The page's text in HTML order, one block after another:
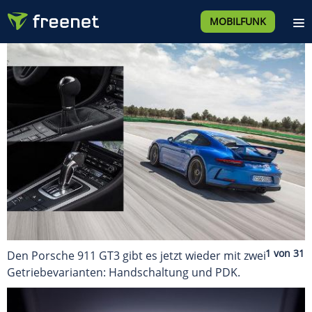
MOBILFUNK
Den Porsche 911 GT3 gibt es jetzt wieder mit zwei
Getriebevarianten: Handschaltung und PDK.